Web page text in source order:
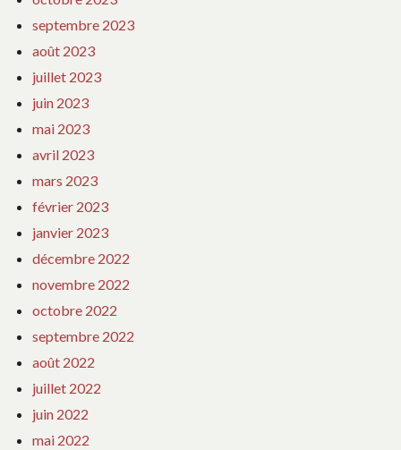
septembre 2023
août 2023
juillet 2023
juin 2023
mai 2023
avril 2023
mars 2023
février 2023
janvier 2023
décembre 2022
novembre 2022
octobre 2022
septembre 2022
août 2022
juillet 2022
juin 2022
mai 2022